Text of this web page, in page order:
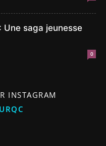
Une saga jeunesse
0
INSTAGRAM